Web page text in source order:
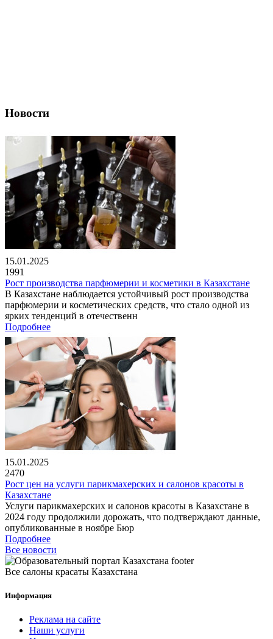
Новости
15.01.2025
1991
Рост производства парфюмерии и косметики в Казахстане
В Казахстане наблюдается устойчивый рост производства
парфюмерии и косметических средств, что стало одной из
ярких тенденций в отечественн
Подробнее
15.01.2025
2470
Рост цен на услуги парикмахерских и салонов красоты в
Казахстане
Услуги парикмахерских и салонов красоты в Казахстане в
2024 году продолжили дорожать, что подтверждают данные,
опубликованные в ноябре Бюр
Подробнее
Все новости
Все салоны красаты Казахстана
Информация
Реклама на сайте
Наши услуги